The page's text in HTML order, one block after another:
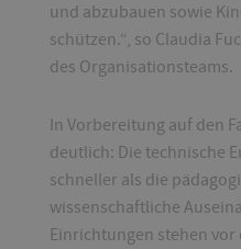
und abzubauen sowie
schützen.“, so Claudia
des Organisationsteams.
In Vorbereitung auf den
deutlich: Die technische
schneller als die
wissenschaftliche
Einrichtungen stehen